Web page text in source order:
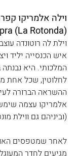
(La Rotonda)
איש הכנסייה יליד
המלכותי. היא
לחלוטין, שכל אחת
ההשראה הברורה
אלמריקו עצמה
(וביניהם גם ווילת
לאחר שמטפסים
מגיעים לחדר